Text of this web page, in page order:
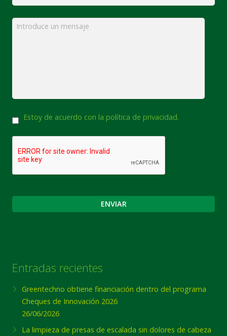
Mensaje
Consentimiento
Estoy de acuerdo con la política de privacidad.
CAPTCHA
Entradas recientes
Greentechno obtiene financiación dentro del programa
Cheques de Innovación 2026
26/06/2026
La limpieza de presas de escalada sin dolores de cabeza